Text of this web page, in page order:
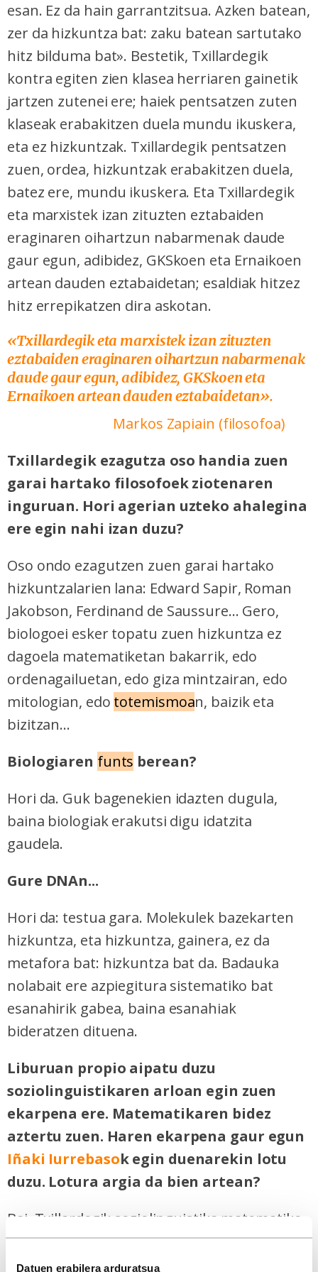
Datuen erabilera arduratsua
esan. Ez da hain garrantzitsua. Azken batean,
zer da hizkuntza bat: zaku batean sartutako
hitz bilduma bat». Bestetik, Txillardegik
kontra egiten zien klasea herriaren gainetik
jartzen zutenei ere; haiek pentsatzen zuten
klaseak erabakitzen duela mundu ikuskera,
eta ez hizkuntzak. Txillardegik pentsatzen
zuen, ordea, hizkuntzak erabakitzen duela,
batez ere, mundu ikuskera. Eta Txillardegik
eta marxistek izan zituzten eztabaiden
eraginaren oihartzun nabarmenak daude
gaur egun, adibidez, GKSkoen eta Ernaikoen
artean dauden eztabaidetan; esaldiak hitzez
hitz errepikatzen dira askotan.
«Txillardegik eta marxistek izan zituzten
eztabaiden eraginaren oihartzun nabarmenak
daude gaur egun, adibidez, GKSkoen eta
Ernaikoen artean dauden eztabaidetan».
Markos Zapiain (filosofoa)
Txillardegik ezagutza oso handia zuen
garai hartako filosofoek ziotenaren
inguruan. Hori agerian uzteko ahalegina
ere egin nahi izan duzu?
Oso ondo ezagutzen zuen garai hartako
hizkuntzalarien lana: Edward Sapir, Roman
Jakobson, Ferdinand de Saussure... Gero,
biologoei esker topatu zuen hizkuntza ez
dagoela matematiketan bakarrik, edo
ordenagailuetan, edo giza mintzairan, edo
mitologian, edo totemismoan, baizik eta
bizitzan...
Biologiaren funts berean?
Hori da. Guk bagenekien idazten dugula,
baina biologiak erakutsi digu idatzita
gaudela.
Gure DNAn...
Hori da: testua gara. Molekulek bazekarten
hizkuntza, eta hizkuntza, gainera, ez da
metafora bat: hizkuntza bat da. Badauka
nolabait ere azpiegitura sistematiko bat
esanahirik gabea, baina esanahiak
bideratzen dituena.
Liburuan propio aipatu duzu
soziolinguistikaren arloan egin zuen
ekarpena ere. Matematikaren bidez
aztertu zuen. Haren ekarpena gaur egun
Iñaki Iurrebasok egin duenarekin lotu
duzu. Lotura argia da bien artean?
Bai, Txillardegik soziolinguistika matematiko
bat asmatu zuen, gizarte diglosikoetan
aplikatzekoa. Neurtu zuen gurea bezalako